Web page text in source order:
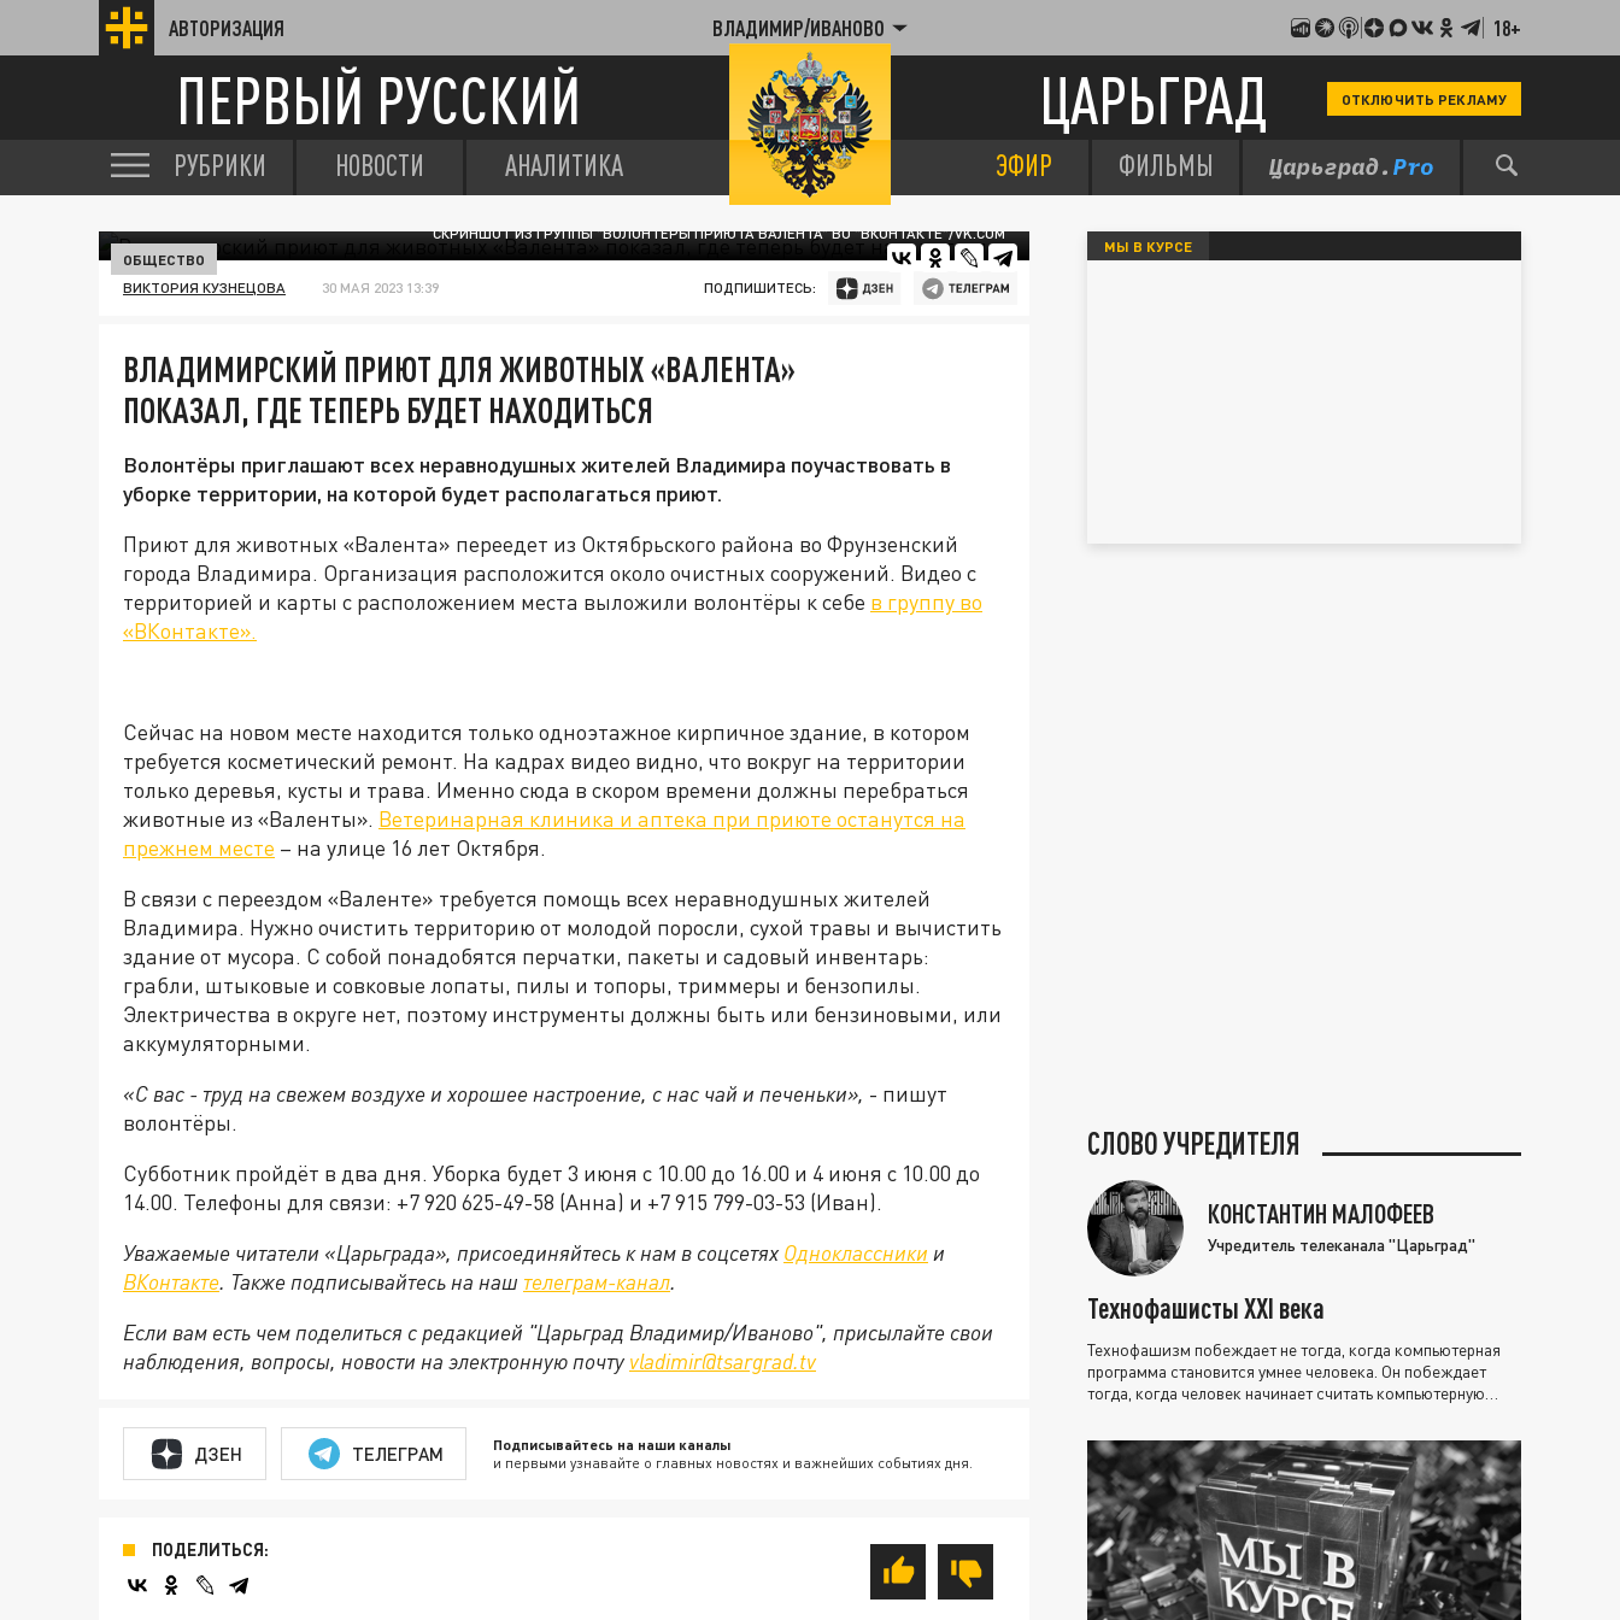
АВТОРИЗАЦИЯ ВЛАДИМИР/ИВАНОВО 18+
ПЕРВЫЙ РУССКИЙ ЦАРЬГРАД ОТКЛЮЧИТЬ РЕКЛАМУ
РУБРИКИ НОВОСТИ АНАЛИТИКА ЭФИР ФИЛЬМЫ
СКРИНШОТ ИЗ ГРУППЫ "ВОЛОНТЁРЫ ПРИЮТА ВАЛЕНТА" ВО "ВКОНТАКТЕ"/VK.COM
ОБЩЕСТВО
ВИКТОРИЯ КУЗНЕЦОВА 30 МАЯ 2023 13:39 ПОДПИШИТЕСЬ:
ВЛАДИМИРСКИЙ ПРИЮТ ДЛЯ ЖИВОТНЫХ «ВАЛЕНТА»
ПОКАЗАЛ, ГДЕ ТЕПЕРЬ БУДЕТ НАХОДИТЬСЯ
Волонтёры приглашают всех неравнодушных жителей Владимира поучаствовать в
уборке территории, на которой будет располагаться приют.
Приют для животных «Валента» переедет из Октябрьского района во Фрунзенский
города Владимира. Организация расположится около очистных сооружений. Видео с
территорией и карты с расположением места выложили волонтёры к себе в группу во
«ВКонтакте».
Сейчас на новом месте находится только одноэтажное кирпичное здание, в котором
требуется косметический ремонт. На кадрах видео видно, что вокруг на территории
только деревья, кусты и трава. Именно сюда в скором времени должны перебраться
животные из «Валенты». Ветеринарная клиника и аптека при приюте останутся на
прежнем месте – на улице 16 лет Октября.
В связи с переездом «Валенте» требуется помощь всех неравнодушных жителей
Владимира. Нужно очистить территорию от молодой поросли, сухой травы и вычистить
здание от мусора. С собой понадобятся перчатки, пакеты и садовый инвентарь:
грабли, штыковые и совковые лопаты, пилы и топоры, триммеры и бензопилы.
Электричества в округе нет, поэтому инструменты должны быть или бензиновыми, или
аккумуляторными.
«С вас - труд на свежем воздухе и хорошее настроение, с нас чай и печеньки», - пишут
волонтёры.
Субботник пройдёт в два дня. Уборка будет 3 июня с 10.00 до 16.00 и 4 июня с 10.00 до
14.00. Телефоны для связи: +7 920 625-49-58 (Анна) и +7 915 799-03-53 (Иван).
Уважаемые читатели «Царьграда», присоединяйтесь к нам в соцсетях Одноклассники и
ВКонтакте. Также подписывайтесь на наш телеграм-канал.
Если вам есть чем поделиться с редакцией "Царьград Владимир/Иваново", присылайте свои
наблюдения, вопросы, новости на электронную почту vladimir@tsargrad.tv
ДЗЕН ТЕЛЕГРАМ Подписывайтесь на наши каналы
и первыми узнавайте о главных новостях и важнейших событиях дня.
ПОДЕЛИТЬСЯ:
МЫ В КУРСЕ
СЛОВО УЧРЕДИТЕЛЯ
КОНСТАНТИН МАЛОФЕЕВ
Учредитель телеканала "Царьград"
Технофашисты XXI века
Технофашизм побеждает не тогда, когда компьютерная
программа становится умнее человека. Он побеждает
тогда, когда человек начинает считать компьютерную